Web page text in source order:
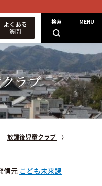
検索 MENU
よくある
質問
ラブ
放課後児童クラブ
信元 こども未来課